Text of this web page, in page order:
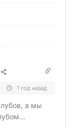
1 год назад
а мы